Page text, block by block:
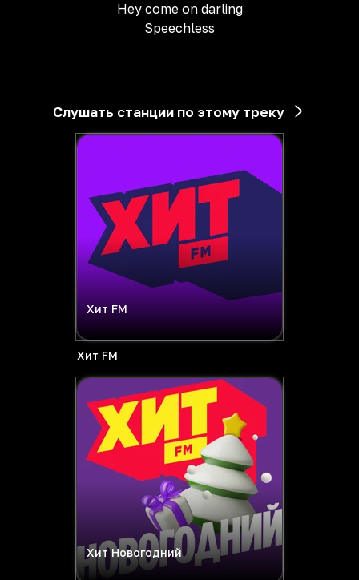
Hey come on darling
Speechless
Слушать станции по этому треку
Хит FM
Хит FM
Хит Новогодний